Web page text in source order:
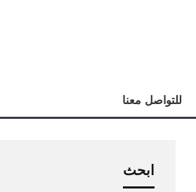
للتواصل معنا
ابحث